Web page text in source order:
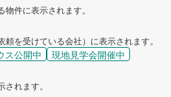
件に表示されます。
を受けている会社）に表示されます。
ス公開中
現地見学会開催中
れます。